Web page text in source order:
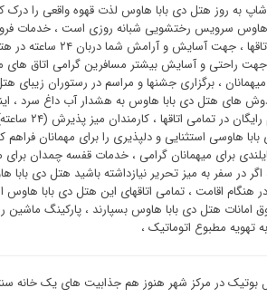
شاپ به روز هتل دی بابا هاوس لذت قهوه واقعی را
هاوس سرویس رختشویی شبانه روزی است ، خدمات
تمامی اتاقها ،
جهت راحتی و آسایش بیشتر مسافرین گرامی اتاق های
، برگزاری جشنها و مراسم در رستوران زیبای
های هتل دی بابا هاوس به هشدار آب داغ سرد ،
بی سیم
هاوسی استثنایی و دلپذیری را برای مهمانان
برای میهمانان گرامی ، خدمات قفسه چمدان
اگر در سفر به میز تحریر نیازداشته باشید هتل دی
هنگام اقامت ، تمامی اتاقهای این هتل دی بابا هاوس
امانات هتل دی بابا هاوس بسپارند ، پارکینگ
تهویه مطبوع اتوماتیک ،
بوتیک در مرکز شهر هنوز هم جذابیت های یک خانه